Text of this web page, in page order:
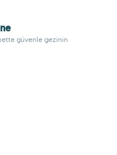
güvenle gezinin